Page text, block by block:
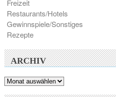
Freizeit
Restaurants/Hotels
Gewinnspiele/Sonstiges
Rezepte
ARCHIV
Archiv